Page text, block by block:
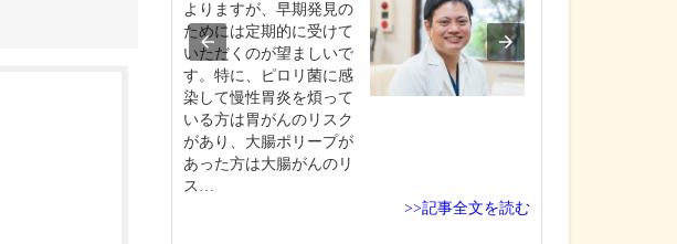
よりますが、早期発見の
ためには定期的に受けて
いただくのが望ましいで
す。特に、ピロリ菌に感
染して慢性胃炎を煩って
いる方は胃がんのリスク
があり、大腸ポリープが
あった方は大腸がんのリ
ス…
>>記事全文を読む